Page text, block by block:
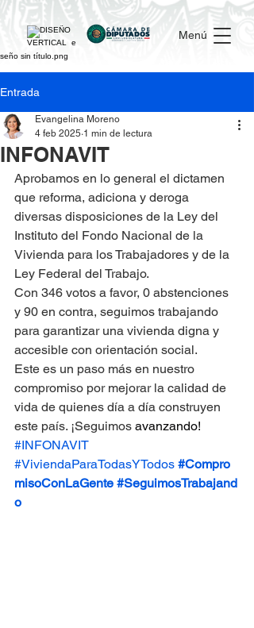
Menú
Entrada
INFONAVIT
Evangelina Moreno
4 feb 2025 1 min de lectura
Aprobamos en lo general el dictamen
que reforma, adiciona y deroga
diversas disposiciones de la Ley del
Instituto del Fondo Nacional de la
Vivienda para los Trabajadores y de la
Ley Federal del Trabajo.
Con 346 votos a favor, 0 abstenciones
y 90 en contra, seguimos trabajando
para garantizar una vivienda digna y
accesible con orientación social.
Este es un paso más en nuestro
compromiso por mejorar la calidad de
vida de quienes día a día construyen
este país. ¡Seguimos avanzando!
#INFONAVIT
#ViviendaParaTodasYTodos #Compro
misoConLaGente #SeguimosTrabajand
o